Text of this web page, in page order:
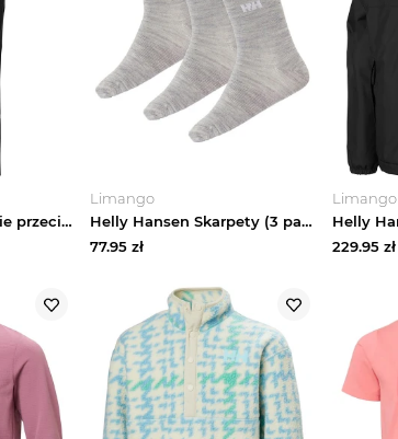
Helly Hansen Spodnie przeciwdeszczowe "Shelter" w kolorze czarnym rozmiar: 152
Limango
Helly Hansen Skarpety (3 pary) w kolorze szarym rozmiar: 29-31
77.95 zł
Limango
229.95 zł